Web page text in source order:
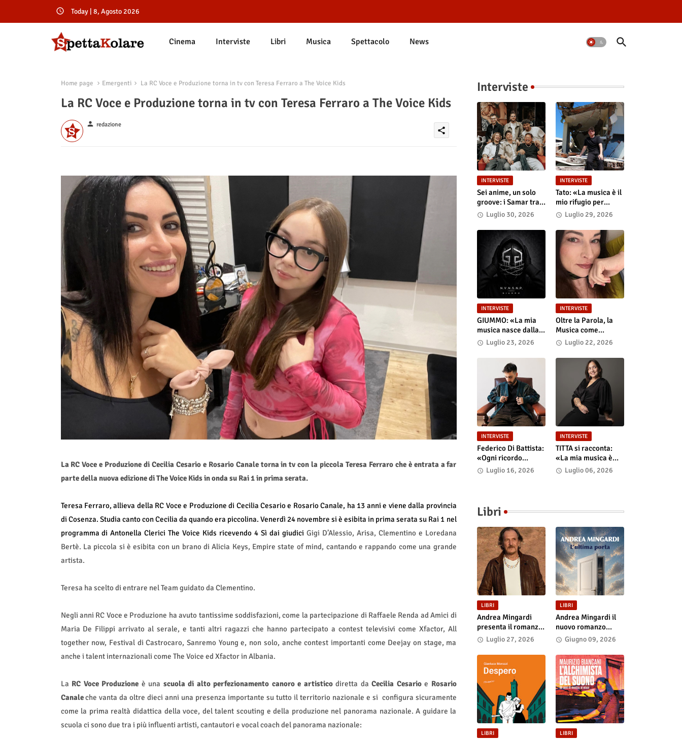
Today | 8, Agosto 2026
Cinema Interviste Libri Musica Spettacolo News
Home page Emergenti La RC Voce e Produzione torna in tv con Teresa Ferraro a The Voice Kids
La RC Voce e Produzione torna in tv con Teresa Ferraro a The Voice Kids
person redazione
share
La RC Voce e Produzione di Cecilia Cesario e Rosario Canale torna in tv con la piccola Teresa Ferraro che è entrata a far
parte della nuova edizione di The Voice Kids in onda su Rai 1 in prima serata.
Teresa Ferraro, allieva della RC Voce e Produzione di Cecilia Cesario e Rosario Canale, ha 13 anni e viene dalla provincia
di Cosenza. Studia canto con Cecilia da quando era piccolina. Venerdì 24 novembre si è esibita in prima serata su Rai 1 nel
programma di Antonella Clerici The Voice Kids ricevendo 4 Sì dai giudici Gigi D’Alessio, Arisa, Clementino e Loredana
Bertè. La piccola si è esibita con un brano di Alicia Keys, Empire state of mind, cantando e rappando come una grande
artista.
Teresa ha scelto di entrare nel Team guidato da Clementino.
Negli anni RC Voce e Produzione ha avuto tantissime soddisfazioni, come la partecipazione di Raffaele Renda ad Amici di
Maria De Filippi arrivato al serale, e tanti altri ragazzi che hanno partecipato a contest televisivi come Xfactor, All
together now, Festival di Castrocaro, Sanremo Young e, non solo, anche contest importanti come Deejay on stage, ma
anche i talent internazionali come The Voice ed Xfactor in Albania.
La RC Voce Produzione è una scuola di alto perfezionamento canoro e artistico diretta da Cecilia Cesario e Rosario
Canaleche vanta da oltre dieci anni una presenza importante su tutto il territorio nazionale e si configura sicuramente
come la prima realtà didattica della voce, del talent scouting e della produzione nel panorama nazionale. A guidare la
scuola ci sono due tra i più influenti artisti, cantautori e vocal coach del panorama nazionale:
Interviste
INTERVISTE
Sei anime, un solo
groove: i Samar tra
la magia del live e i
grandi sogni
Luglio 30, 2026
INTERVISTE
Tato: «La musica è il
mio rifugio per
riempire i nostri
"Vuoti digitali"»
Luglio 29, 2026
INTERVISTE
GIUMMO: «La mia
musica nasce dalla
realtà e dalla verità
dei contenuti»
Luglio 23, 2026
INTERVISTE
Oltre la Parola, la
Musica come
Portale: Anastasia
Anniemore 24 si
Racconta tra Poesia,
Produzione e Nuove
Luglio 22, 2026
INTERVISTE
Federico Di Battista:
«Ogni ricordo
continua a vivere nel
presente»
Luglio 16, 2026
INTERVISTE
TITTA si racconta:
«La mia musica è
uno spazio psico-
punk in cui il corpo
Luglio 06, 2026
Libri
LIBRI
Andrea Mingardi
presenta il romanzo
“L'ultima porta” il 31
luglio alla Fiera di
San Lazzaro
Luglio 27, 2026
LIBRI
Andrea Mingardi il
nuovo romanzo
“L'ultima porta”,
disponibile in
libreria e negli store
digitali
Giugno 09, 2026
LIBRI LIBRI